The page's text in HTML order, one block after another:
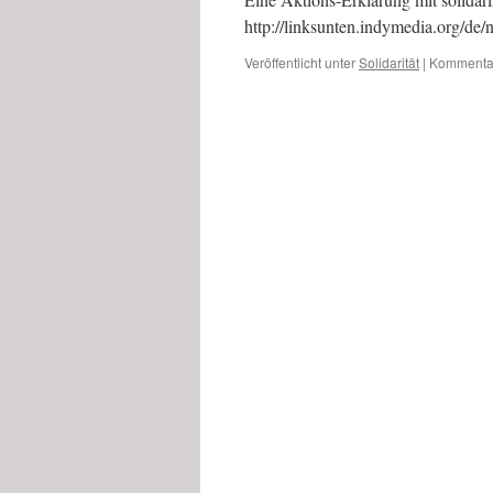
http://linksunten.indymedia.org/de/
Veröffentlicht unterSolidarität |